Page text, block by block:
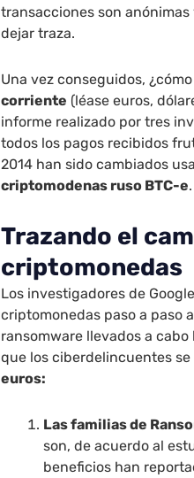
transacciones son
dejar traza.
Una vez conseguidos,
corriente (léase euros,
informe realizado por tres
todos los pagos recibidos
2014 han sido cambiados
criptomodenas ruso BTC-e.
Trazando el
criptomonedas
Los investigadores de
criptomonedas paso a paso
ransomware llevados a
que los ciberdelincuentes
euros:
Las familias de
son, de acuerdo al
beneficios han